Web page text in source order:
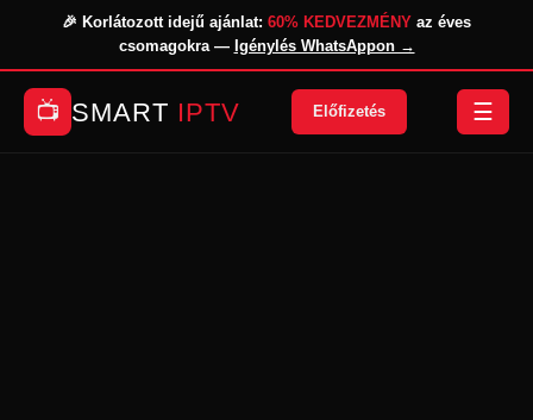
🎉 Korlátozott idejű ajánlat: 60% KEDVEZMÉNY az éves
csomagokra — Igénylés WhatsAppon →
📺 SMART IPTV Előfizetés ☰